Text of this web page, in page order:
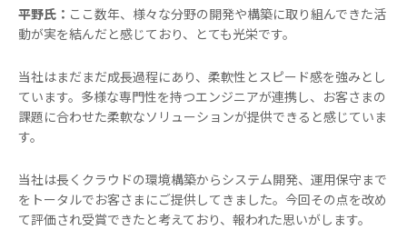
平野氏： ここ数年、様々な分野の開発や構築に取り組んできた活
動が実を結んだと感じており、とても光栄です。
当社はまだまだ成長過程にあり、柔軟性とスピード感を強みとし
ています。多様な専門性を持つエンジニアが連携し、お客さまの
課題に合わせた柔軟なソリューションが提供できると感じていま
す。
当社は長くクラウドの環境構築からシステム開発、運用保守まで
をトータルでお客さまにご提供してきました。今回その点を改め
て評価され受賞できたと考えており、報われた思いがします。